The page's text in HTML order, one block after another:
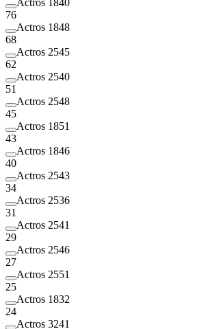
Actros 1840
76
Actros 1848
68
Actros 2545
62
Actros 2540
51
Actros 2548
45
Actros 1851
43
Actros 1846
40
Actros 2543
34
Actros 2536
31
Actros 2541
29
Actros 2546
27
Actros 2551
25
Actros 1832
24
Actros 3241